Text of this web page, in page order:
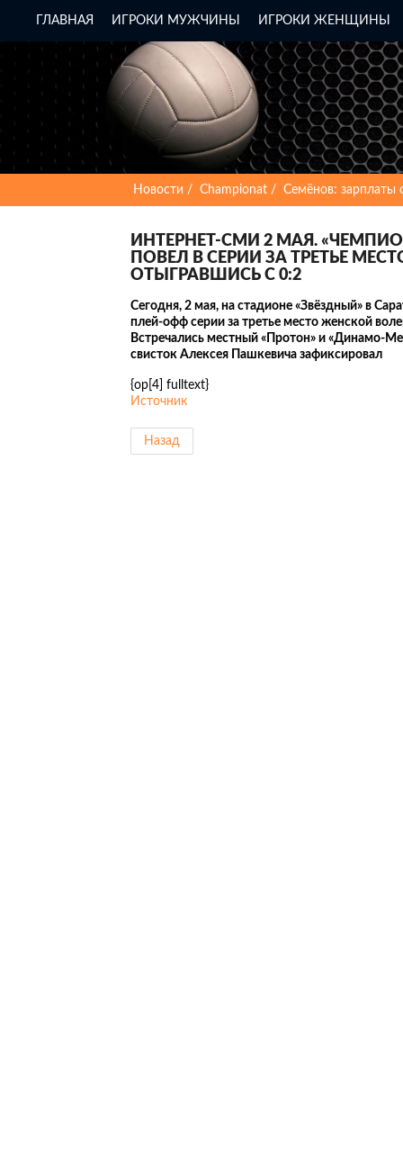
ГЛАВНАЯ ИГРОКИ МУЖЧИНЫ ИГРОКИ ЖЕНЩИНЫ
Новости Сhampionat Семёнов: зарплаты
ИНТЕРНЕТ-СМИ 2 МАЯ.
ПОВЕЛ В СЕРИИ ЗА ТРЕТЬЕ
ОТЫГРАВШИСЬ С 0:2
Сегодня, 2 мая, на стадионе «Звёздный» в
плей-офф серии за третье место женской
Встречались местный «Протон» и «Динамо-
свисток Алексея Пашкевича зафиксировал
{op[4] fulltext}
Источник
Назад